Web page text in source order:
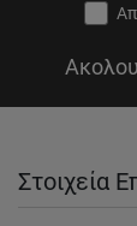
Στοιχεία